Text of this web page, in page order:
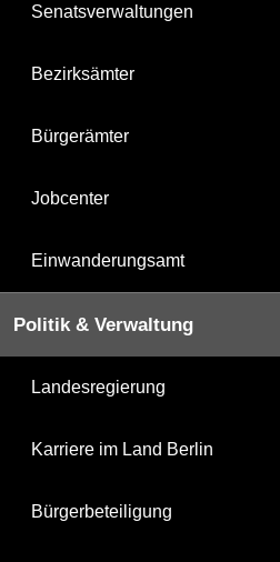
Senatsverwaltungen
Bezirksämter
Bürgerämter
Jobcenter
Einwanderungsamt
Politik & Verwaltung
Landesregierung
Karriere im Land Berlin
Bürgerbeteiligung